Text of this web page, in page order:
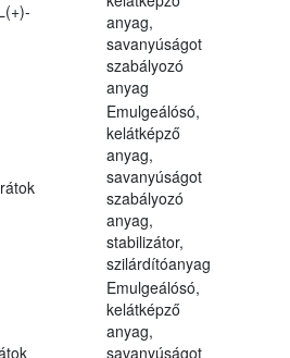
anyag,
savanyúságot
szabályozó
anyag
Emulgeálósó,
kelátképző
anyag,
savanyúságot
szabályozó
anyag,
stabilizátor,
szilárdítóanyag
Emulgeálósó,
kelátképző
anyag,
savanyúságot